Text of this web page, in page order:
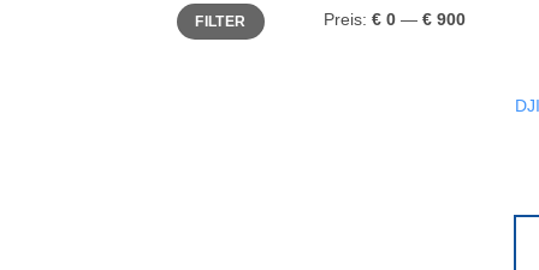
Min.
Preis
Max.
PreisFILTER Preis: € 0 — € 900